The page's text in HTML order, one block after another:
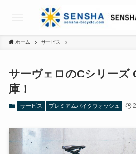
ホーム サービス
サーヴェロのCシリーズ
庫！
サービス プレミアムバイクウォッシュ